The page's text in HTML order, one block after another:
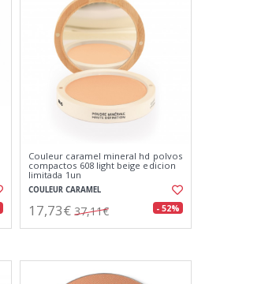
Couleur caramel mineral hd polvos
compactos 608 light beige edicion
limitada 1un
COULEUR CARAMEL
17,73€ 37,11€ - 52%